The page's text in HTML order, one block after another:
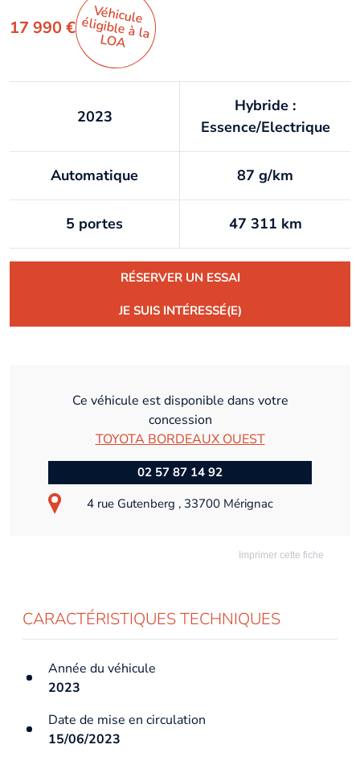
17 990 €
Véhicule
éligible à la
LO
A
2023
Hybride :
Essence/Electrique
Automatique 87 g/km
5 portes 47 311 km
RÉSERVER UN ESSAI
JE SUIS INTÉRESSÉ(E)
Ce véhicule est disponible dans votre
concession
TOYOTA BORDEAUX OUEST
02 57 87 14 92
4 rue Gutenberg , 33700 Mérignac
Imprimer cette fiche
CARACTÉRISTIQUES TECHNIQUES
Année du véhicule
2023
Date de mise en circulation
15/06/2023